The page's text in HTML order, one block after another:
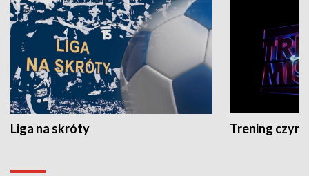
Liga na skróty Trening czyni